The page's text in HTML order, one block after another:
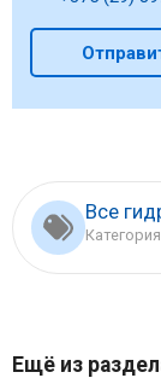
Все
Категория
Ещё из